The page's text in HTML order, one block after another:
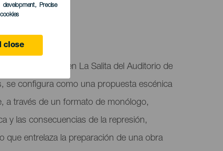
development, Precise
close
presentado en La Salita del Auditorio de
se configura como una propuesta escénica
a través de un formato de monólogo,
y las consecuencias de la represión,
que entrelaza la preparación de una obra